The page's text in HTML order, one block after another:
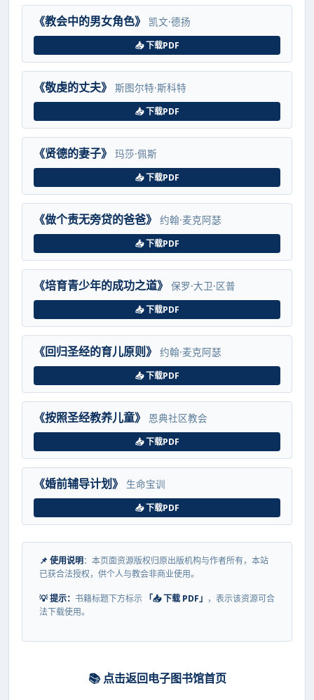
《教会中的男女角色》 凯文·德扬
📥 下载PDF
《敬虔的丈夫》 斯图尔特·斯科特
📥 下载PDF
《贤德的妻子》 玛莎·佩斯
📥 下载PDF
《做个责无旁贷的爸爸》 约翰·麦克阿瑟
📥 下载PDF
《培育青少年的成功之道》 保罗·大卫·区普
📥 下载PDF
《回归圣经的育儿原则》 约翰·麦克阿瑟
📥 下载PDF
《按照圣经教养儿童》 恩典社区教会
📥 下载PDF
《婚前辅导计划》 生命宝训
📥 下载PDF
📌 使用说明：本页面资源版权归原出版机构与作者所有，本站
已获合法授权，供个人与教会非商业使用。
💡 提示： 书籍标题下方标示 「📥 下载 PDF」 ，表示该资源可合
法下载使用。
📚 点击返回电子图书馆首页